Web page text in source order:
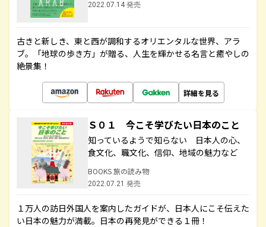
2022.07.14 発売
古きと新しき、東と西が調和するオリエンタルな世界、アラ
ブ。「地球の歩き方」が贈る、人生を輝かせる名言と癒やしの
絶景集！
詳細を見る
Ｓ０１ 今こそ学びたい日本のこと
知っているようで知らない 日本人の心、
食文化、職文化、信仰、地域の魅力など
BOOKS 旅の読み物
2022.07.21 発売
１万人の訪日外国人を案内したガイドが、日本人にこそ伝えた
い日本の魅力が満載。日本の再発見ができる１冊！